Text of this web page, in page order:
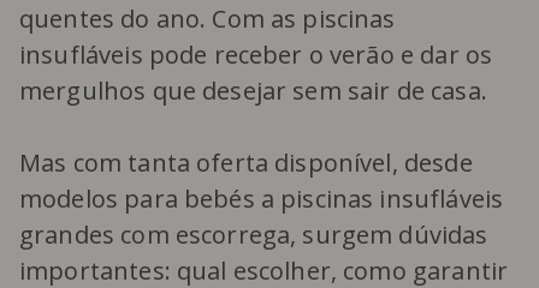
quentes do ano. Com as piscinas
insufláveis pode receber o verão e dar os
mergulhos que desejar sem sair de casa.
Mas com tanta oferta disponível, desde
modelos para bebés a piscinas insufláveis
grandes com escorrega, surgem dúvidas
importantes: qual escolher, como garantir